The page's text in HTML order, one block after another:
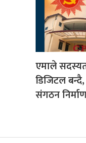
एमाले
डिजिटल बन्दै,
संगठन